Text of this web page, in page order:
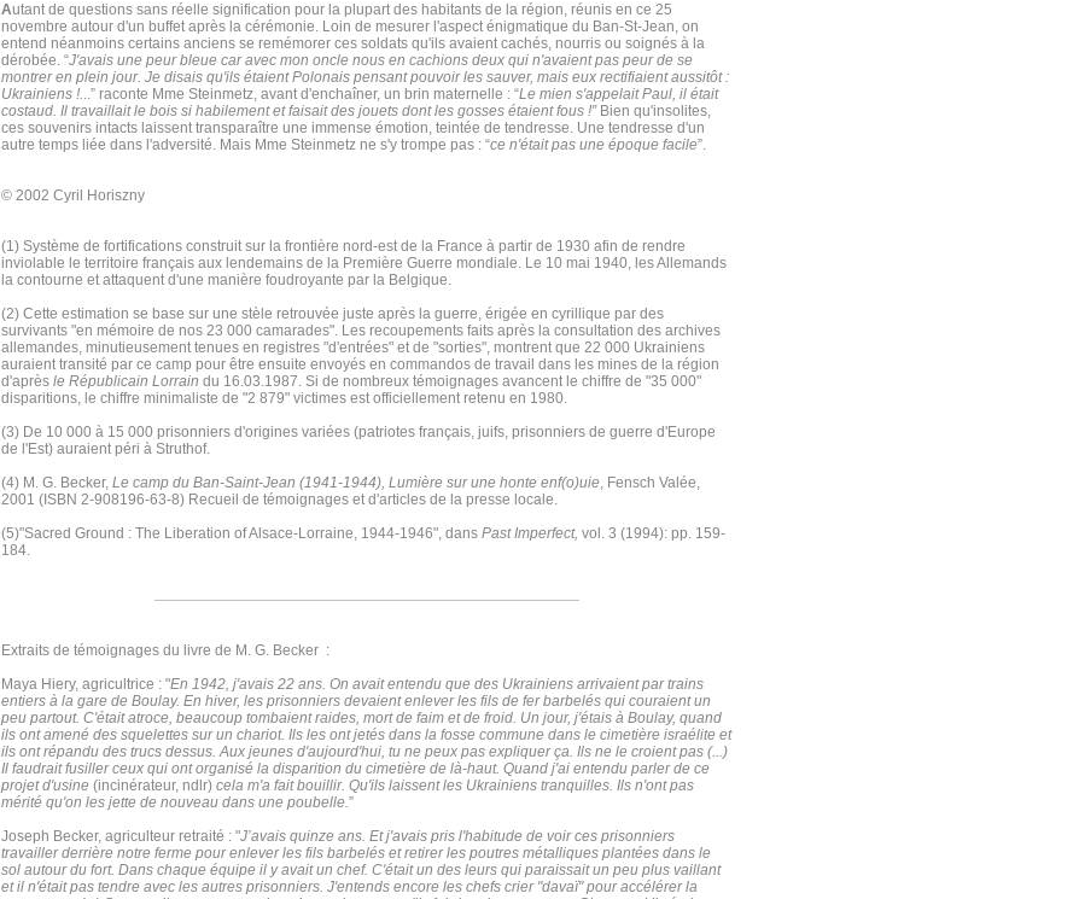
Autant de questions sans réelle signification pour la plupart des habitants de la région, réunis en ce 25
novembre autour d'un buffet après la cérémonie. Loin de mesurer l'aspect énigmatique du Ban-St-Jean, on
entend néanmoins certains anciens se remémorer ces soldats qu'ils avaient cachés, nourris ou soignés à la
dérobée. “J'avais une peur bleue car avec mon oncle nous en cachions deux qui n'avaient pas peur de se
montrer en plein jour. Je disais qu'ils étaient Polonais pensant pouvoir les sauver, mais eux rectifiaient aussitôt :
Ukrainiens !...” raconte Mme Steinmetz, avant d'enchaîner, un brin maternelle : “Le mien s'appelait Paul, il était
costaud. Il travaillait le bois si habilement et faisait des jouets dont les gosses étaient fous !”Bien qu'insolites,
ces souvenirs intacts laissent transparaître une immense émotion, teintée de tendresse. Une tendresse d'un
autre temps liée dans l'adversité. Mais Mme Steinmetz ne s'y trompe pas : “ce n'était pas une époque facile”.
© 2002 Cyril Horiszny
(1) Système de fortifications construit sur la frontière nord-est de la France à partir de 1930 afin de rendre
inviolable le territoire français aux lendemains de la Première Guerre mondiale. Le 10 mai 1940, les Allemands
la contourne et attaquent d'une manière foudroyante par la Belgique.
(2) Cette estimation se base sur une stèle retrouvée juste après la guerre, érigée en cyrillique par des
survivants "en mémoire de nos 23 000 camarades". Les recoupements faits après la consultation des archives
allemandes, minutieusement tenues en registres "d'entrées" et de "sorties", montrent que 22 000 Ukrainiens
auraient transité par ce camp pour être ensuite envoyés en commandos de travail dans les mines de la région
d'après le Républicain Lorrain du 16.03.1987. Si de nombreux témoignages avancent le chiffre de "35 000"
disparitions, le chiffre minimaliste de "2 879" victimes est officiellement retenu en 1980.
(3) De 10 000 à 15 000 prisonniers d'origines variées (patriotes français, juifs, prisonniers de guerre d'Europe
de l'Est) auraient péri à Struthof.
(4) M. G. Becker, Le camp du Ban-Saint-Jean (1941-1944), Lumière sur une honte enf(o)uie, Fensch Valée,
2001 (ISBN 2-908196-63-8) Recueil de témoignages et d'articles de la presse locale.
(5)"Sacred Ground : The Liberation of Alsace-Lorraine, 1944-1946", dans Past Imperfect, vol. 3 (1994): pp. 159-
184.
Extraits de témoignages du livre de M. G. Becker :
Maya Hiery, agricultrice : "En 1942, j'avais 22 ans. On avait entendu que des Ukrainiens arrivaient par trains
entiers à la gare de Boulay. En hiver, les prisonniers devaient enlever les fils de fer barbelés qui couraient un
peu partout. C'était atroce, beaucoup tombaient raides, mort de faim et de froid. Un jour, j'étais à Boulay, quand
ils ont amené des squelettes sur un chariot. Ils les ont jetés dans la fosse commune dans le cimetière israélite et
ils ont répandu des trucs dessus. Aux jeunes d'aujourd'hui, tu ne peux pas expliquer ça. Ils ne le croient pas (...)
Il faudrait fusiller ceux qui ont organisé la disparition du cimetière de là-haut. Quand j'ai entendu parler de ce
projet d'usine (incinérateur, ndlr) cela m'a fait bouillir. Qu'ils laissent les Ukrainiens tranquilles. Ils n'ont pas
mérité qu'on les jette de nouveau dans une poubelle.”
Joseph Becker, agriculteur retraité : "J’avais quinze ans. Et j'avais pris l'habitude de voir ces prisonniers
travailler derrière notre ferme pour enlever les fils barbelés et retirer les poutres métalliques plantées dans le
sol autour du fort. Dans chaque équipe il y avait un chef. C'était un des leurs qui paraissait un peu plus vaillant
et il n'était pas tendre avec les autres prisonniers. J'entends encore les chefs crier "davaï" pour accélérer la